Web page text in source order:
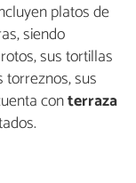
platos de
siendo
sus tortillas
torreznos, sus
conterraza